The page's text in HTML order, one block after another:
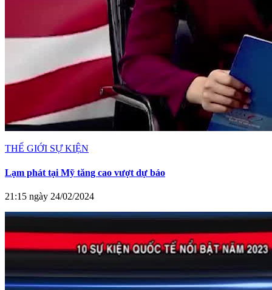
THẾ GIỚI SỰ KIỆN
Lạm phát tại Mỹ tăng cao vượt dự báo
21:15 ngày 24/02/2024